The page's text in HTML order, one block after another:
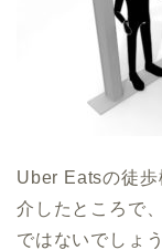
Uber Eatsの徒歩
介したところで
ではないでしょう